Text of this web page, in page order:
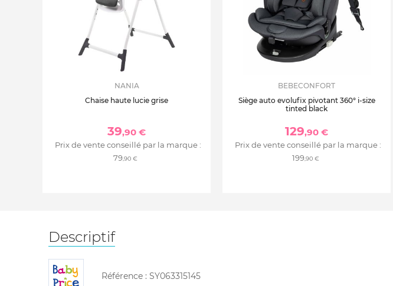
NANIA
Chaise haute lucie grise
39,90 €
Prix de vente conseillé par la marque :
79,90 €
BEBECONFORT
Siège auto evolufix pivotant 360° i-size
tinted black
129,90 €
Prix de vente conseillé par la marque :
199,90 €
Descriptif
Référence : SY063315145